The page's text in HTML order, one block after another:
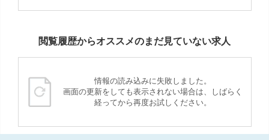
閲覧履歴からオススメのまだ見ていない求人
情報の読み込みに失敗しました。
画面の更新をしても表示されない場合は、しばらく
経ってから再度お試しください。